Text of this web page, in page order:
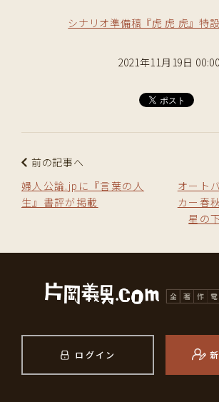
シナリオ準備稿『虎 虎 虎』特
2021年11月19日
前の記事へ
婦人公論.jpに『言葉の人
生』書評が掲載
オート
カー春
星の
ログイン